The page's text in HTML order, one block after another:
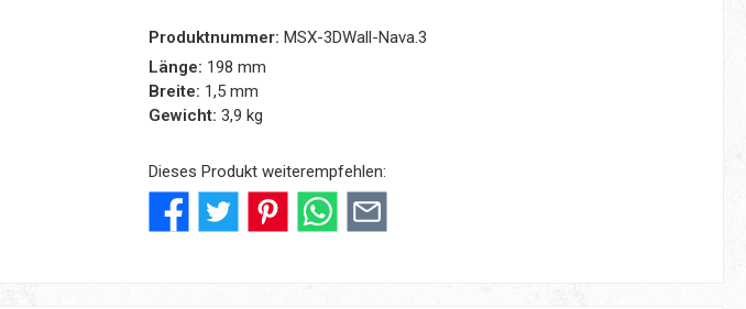
Produktnummer: MSX-3DWall-Nava.3
Länge: 198 mm
Breite: 1,5 mm
Gewicht: 3,9 kg
Dieses Produkt weiterempfehlen: